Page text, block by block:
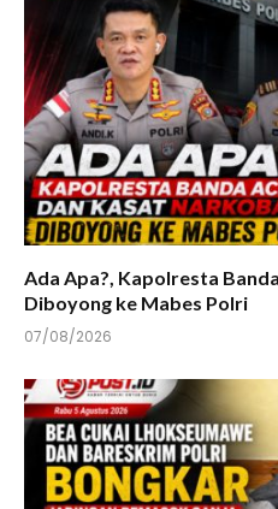
Ada Apa?, Kapolresta
Diboyong ke Mabes Polri
07/08/2026